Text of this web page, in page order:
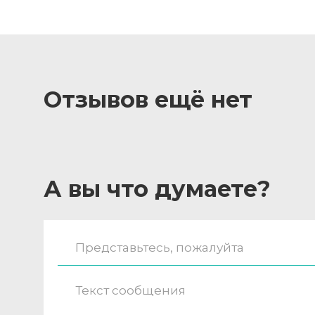
Отзывов ещё нет
А вы что думаете?